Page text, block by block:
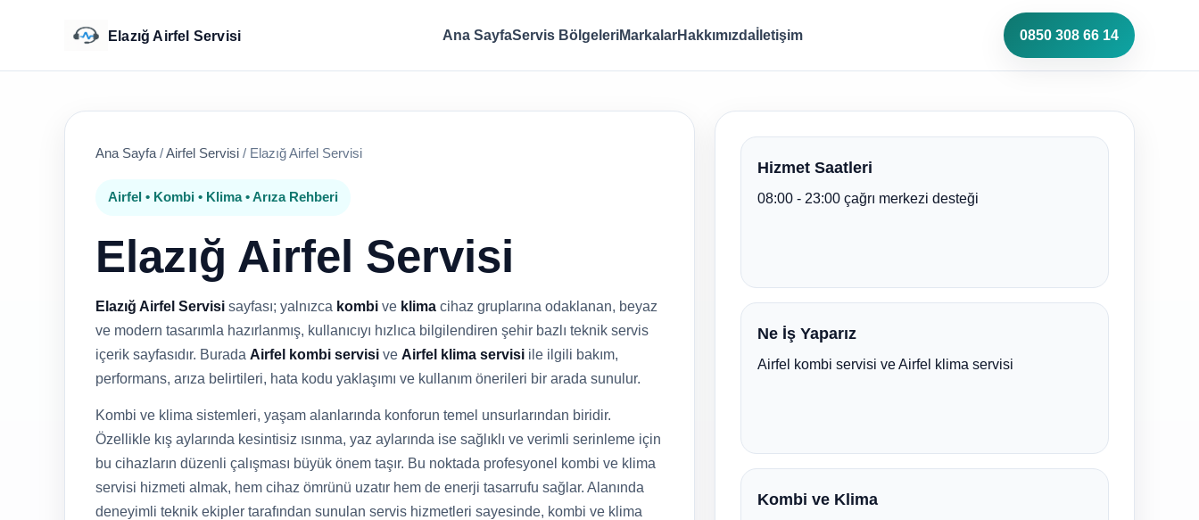
Elazığ Airfel Servisi Ana SayfaServis BölgeleriMarkalarHakkımızdaİletişim 0850 308 66 14
Ana Sayfa /Airfel Servisi / Elazığ Airfel Servisi
Airfel • Kombi • Klima • Arıza Rehberi
Elazığ Airfel Servisi
Elazığ Airfel Servisi sayfası; yalnızca kombi ve klima cihaz gruplarına odaklanan, beyaz
ve modern tasarımla hazırlanmış, kullanıcıyı hızlıca bilgilendiren şehir bazlı teknik servis
içerik sayfasıdır. Burada Airfel kombi servisi ve Airfel klima servisi ile ilgili bakım,
performans, arıza belirtileri, hata kodu yaklaşımı ve kullanım önerileri bir arada sunulur.
Kombi ve klima sistemleri, yaşam alanlarında konforun temel unsurlarından biridir.
Özellikle kış aylarında kesintisiz ısınma, yaz aylarında ise sağlıklı ve verimli serinleme için
bu cihazların düzenli çalışması büyük önem taşır. Bu noktada profesyonel kombi ve klima
servisi hizmeti almak, hem cihaz ömrünü uzatır hem de enerji tasarrufu sağlar. Alanında
deneyimli teknik ekipler tarafından sunulan servis hizmetleri sayesinde, kombi ve klima
Hizmet Saatleri
08:00 - 23:00 çağrı merkezi desteği
Ne İş Yaparız
Airfel kombi servisi ve Airfel klima servisi
Kombi ve Klima